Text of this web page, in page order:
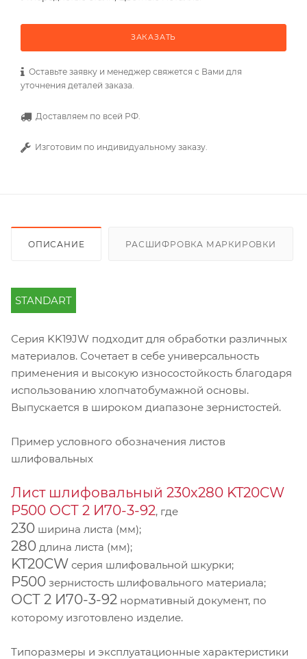
ЗАКАЗАТЬ
Оставьте заявку и менеджер свяжется с Вами для
уточнения деталей заказа.
Доставляем по всей РФ.
Изготовим по индивидуальному заказу.
ОПИСАНИЕ РАСШИФРОВКА МАРКИРОВКИ
STANDART
Серия KK19JW подходит для обработки различных
материалов. Сочетает в себе универсальность
применения и высокую износостойкость благодаря
использованию хлопчатобумажной основы.
Выпускается в широком диапазоне зернистостей.
Пример условного обозначения листов
шлифовальных
Лист шлифовальный 230х280 KT20CW
P500 ОСТ 2 И70-3-92, где
230 ширина листа (мм);
280 длина листа (мм);
KT20CW серия шлифовальной шкурки;
P500 зернистость шлифовального материала;
ОСТ 2 И70-3-92 нормативный документ, по
которому изготовлено изделие.
Типоразмеры и эксплуатационные характеристики